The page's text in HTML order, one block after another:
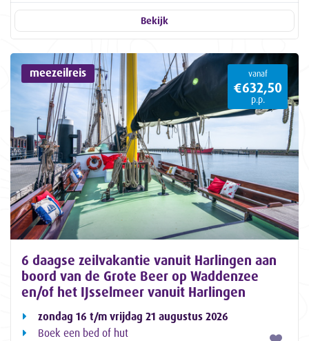
Bekijk
meezeilreis vanaf
€632,50
p.p.
6 daagse zeilvakantie vanuit Harlingen aan
boord van de Grote Beer op Waddenzee
en/of het IJsselmeer vanuit Harlingen
zondag 16 t/m vrijdag 21 augustus 2026
Boek een bed of hut